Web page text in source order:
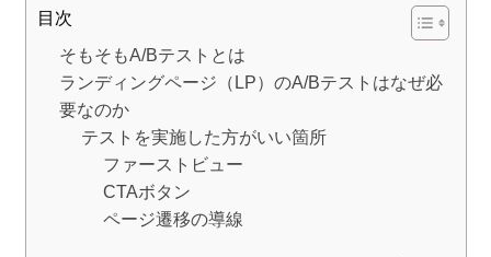
目次
そもそもA/Bテストとは
ランディングページ（LP）のA/Bテストはなぜ必
要なのか
テストを実施した方がいい箇所
ファーストビュー
CTAボタン
ページ遷移の導線